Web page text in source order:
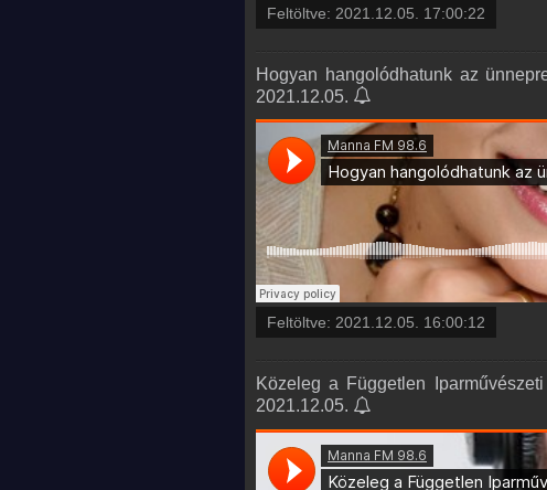
Feltöltve: 2021.12.05. 17:00:22
Hogyan hangolódhatunk az
2021.12.05.
Feltöltve: 2021.12.05. 16:00:12
Közeleg a Független
2021.12.05.